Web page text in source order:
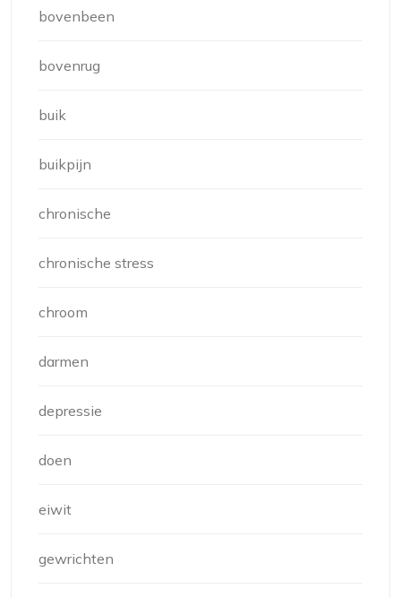
bovenbeen
bovenrug
buik
buikpijn
chronische
chronische stress
chroom
darmen
depressie
doen
eiwit
gewrichten